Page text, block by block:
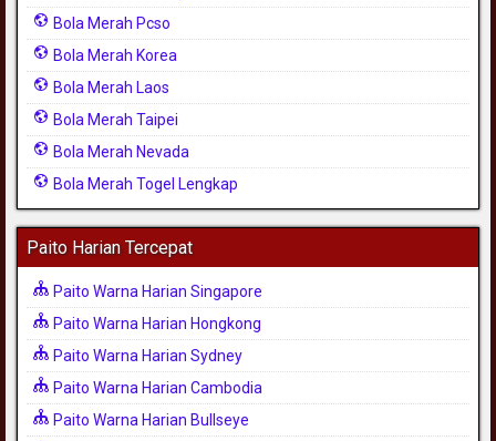
Bola Merah Pcso
Bola Merah Korea
Bola Merah Laos
Bola Merah Taipei
Bola Merah Nevada
Bola Merah Togel Lengkap
Paito Harian Tercepat
Paito Warna Harian Singapore
Paito Warna Harian Hongkong
Paito Warna Harian Sydney
Paito Warna Harian Cambodia
Paito Warna Harian Bullseye